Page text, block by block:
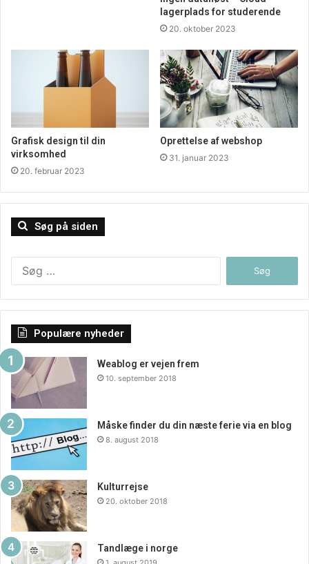
lagerplads for studerende
20. oktober 2023
Grafisk design til din
virksomhed
20. februar 2023
Oprettelse af webshop
31. januar 2023
Søg på siden
Populære nyheder
Weablog er vejen frem
10. september 2018
Måske finder du din næste ferie via en blog
8. august 2018
Kulturrejse
20. oktober 2018
Tandlæge i norge